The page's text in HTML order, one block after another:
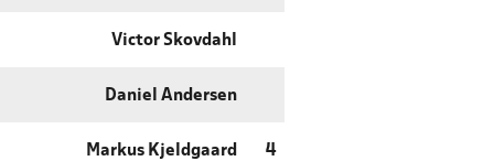
Victor Skovdahl
Daniel Andersen
Markus Kjeldgaard 4